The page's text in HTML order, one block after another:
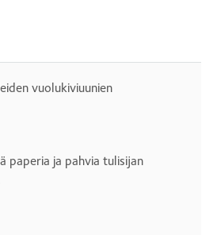
vuolukiviuunien
paperia ja pahvia tulisijan